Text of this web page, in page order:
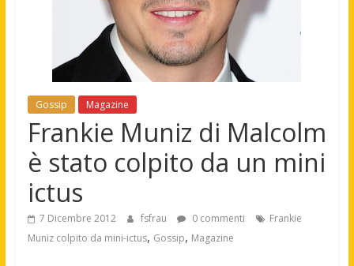
Gossip Magazine
Frankie Muniz di Malcolm
è stato colpito da un mini
ictus
7 Dicembre 2012 fsfrau 0 commenti
Frankie
Muniz colpito da mini-ictus, Gossip, Magazine